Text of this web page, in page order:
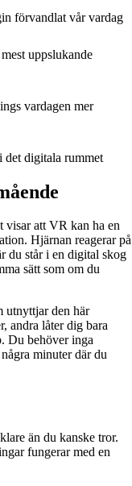
förvandlat vår vardag
uppslukande
vardagen mer
digitala rummet
visar att VR kan ha en
Hjärnan reagerar på
du står i en digital skog
sätt som om du
utnyttjar den här
andra låter dig bara
Du behöver inga
minuter där du
än du kanske tror.
fungerar med en